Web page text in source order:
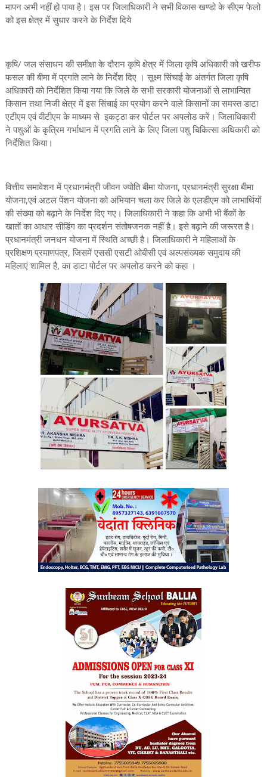
मापन अभी नहीं हो पाया है। इस पर जिलाधिकारी ने सभी विकास खण्डो के सीएम फेलो
को इस क्षेत्र में सुधार करने के निर्देश दिये
कृषि/ जल संसाधन की समीक्षा के दौरान कृषि क्षेत्र में जिला कृषि अधिकारी को खरीफ
फसल की बीमा में प्रगति लाने के निर्देश दिए । सूक्ष्म सिंचाई के अंतर्गत जिला कृषि
अधिकारी को निर्देशित किया गया कि जिले के सभी सरकारी योजनाओं से लाभान्वित
किसान तथा निजी क्षेत्र में इस सिंचाई का प्रयोग करने वाले किसानों का समस्त डाटा
एटीएम एवं वीटीएम के माध्यम से इकट्ठा कर पोर्टल पर अपलोड करें। जिलाधिकारी
ने पशुओं के कृत्रिम गर्भाधान में प्रगति लाने के लिए जिला पशु चिकित्सा अधिकारी को
निर्देशित किया।
वित्तीय समावेशन में प्रधानमंत्री जीवन ज्योति बीमा योजना, प्रधानमंत्री सुरक्षा बीमा
योजना,एवं अटल पेंशन योजना को अभियान चला कर जिले के एलडीएम को लाभार्थियों
की संख्या को बढ़ाने के निर्देश दिए गए। जिलाधिकारी ने कहा कि अभी भी बैंकों के
खातों का आधार सीडिंग का प्रदर्शन संतोषजनक नहीं है। इसे बढ़ाने की जरूरत है।
प्रधानमंत्री जनधन योजना में स्थिति अच्छी है। जिलाधिकारी ने महिलाओं के
प्रशिक्षण प्रमाणपत्र, जिसमें एससी एसटी ओबीसी एवं अल्पसंख्यक समुदाय की
महिलाएं शामिल है, का डाटा पोर्टल पर अपलोड करने को कहा ।